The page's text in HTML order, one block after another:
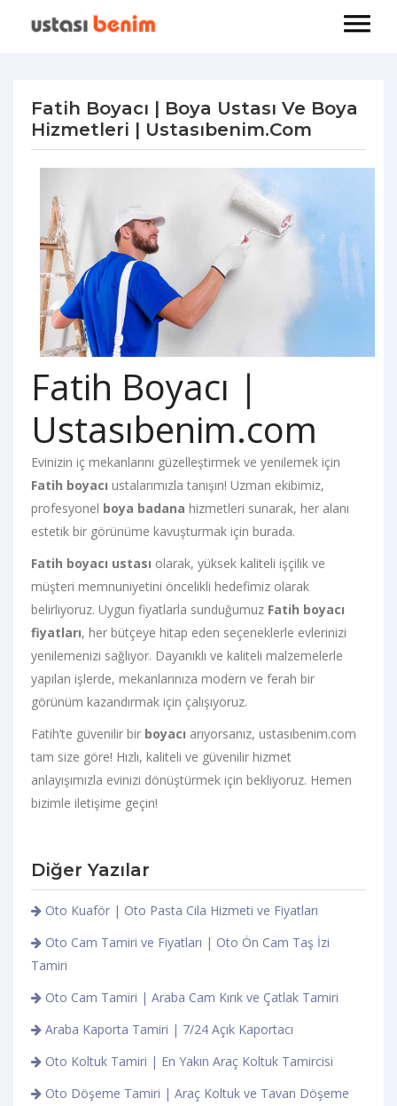
Fatih Boyacı | Boya Ustası Ve Boya
Hizmetleri | Ustasıbenim.com
Fatih Boyacı |
Ustasıbenim.com
Evinizin iç mekanlarını güzelleştirmek ve yenilemek için
Fatih boyacı ustalarımızla tanışın! Uzman ekibimiz,
profesyonel boya badana hizmetleri sunarak, her alanı
estetik bir görünüme kavuşturmak için burada.
Fatih boyacı ustası olarak, yüksek kaliteli işçilik ve
müşteri memnuniyetini öncelikli hedefimiz olarak
belirliyoruz. Uygun fiyatlarla sunduğumuz Fatih boyacı
fiyatları, her bütçeye hitap eden seçeneklerle evlerinizi
yenilemenizi sağlıyor. Dayanıklı ve kaliteli malzemelerle
yapılan işlerde, mekanlarınıza modern ve ferah bir
görünüm kazandırmak için çalışıyoruz.
Fatih’te güvenilir bir boyacı arıyorsanız, ustasıbenim.com
tam size göre! Hızlı, kaliteli ve güvenilir hizmet
anlayışımızla evinizi dönüştürmek için bekliyoruz. Hemen
bizimle iletişime geçin!
Diğer Yazılar
Oto Kuaför | Oto Pasta Cila Hizmeti ve Fiyatları
Oto Cam Tamiri ve Fiyatları | Oto Ön Cam Taş İzi
Tamiri
Oto Cam Tamiri | Araba Cam Kırık ve Çatlak Tamiri
Araba Kaporta Tamiri | 7/24 Açık Kaportacı
Oto Koltuk Tamiri | En Yakın Araç Koltuk Tamircisi
Oto Döşeme Tamiri | Araç Koltuk ve Tavan Döşeme